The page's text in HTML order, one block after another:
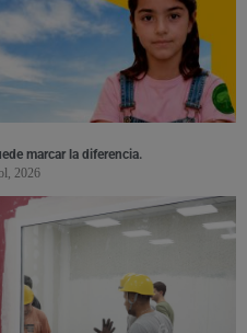
marcar la diferencia.
2026